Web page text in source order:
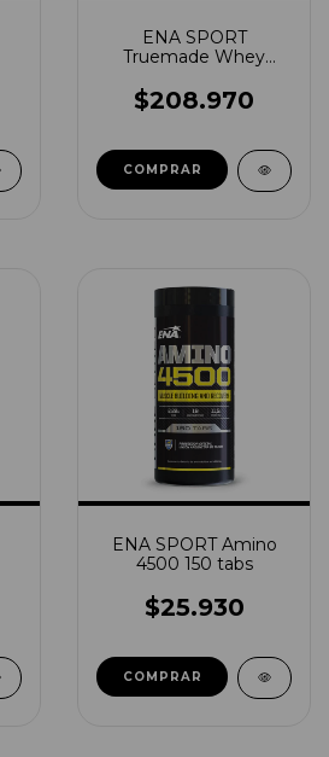
ENA SPORT
Truemade Whey
$208.970
COMPRAR
ENA SPORT Amino
4500 150 tabs
$25.930
COMPRAR